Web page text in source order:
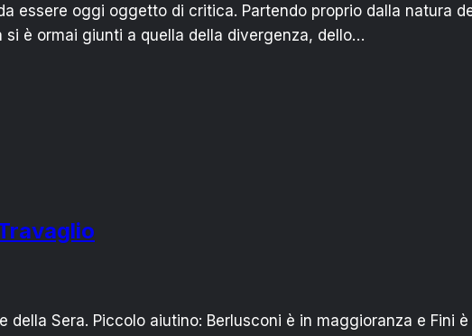
essere oggi oggetto di critica. Partendo proprio dalla natura
è ormai giunti a quella della divergenza, dello…
Sera. Piccolo aiutino: Berlusconi è in maggioranza e Fini è